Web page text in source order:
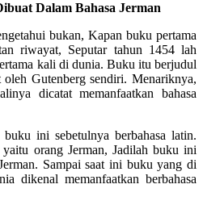
Dalam Bahasa Jerman
bukan, Kapan buku pertama
riwayat, Seputar tahun 1454 lah
kali di dunia. Buku itu berjudul
Gutenberg sendiri. Menariknya,
dicatat memanfaatkan bahasa
ini sebetulnya berbahasa latin.
orang Jerman, Jadilah buku ini
Sampai saat ini buku yang di
dikenal memanfaatkan berbahasa